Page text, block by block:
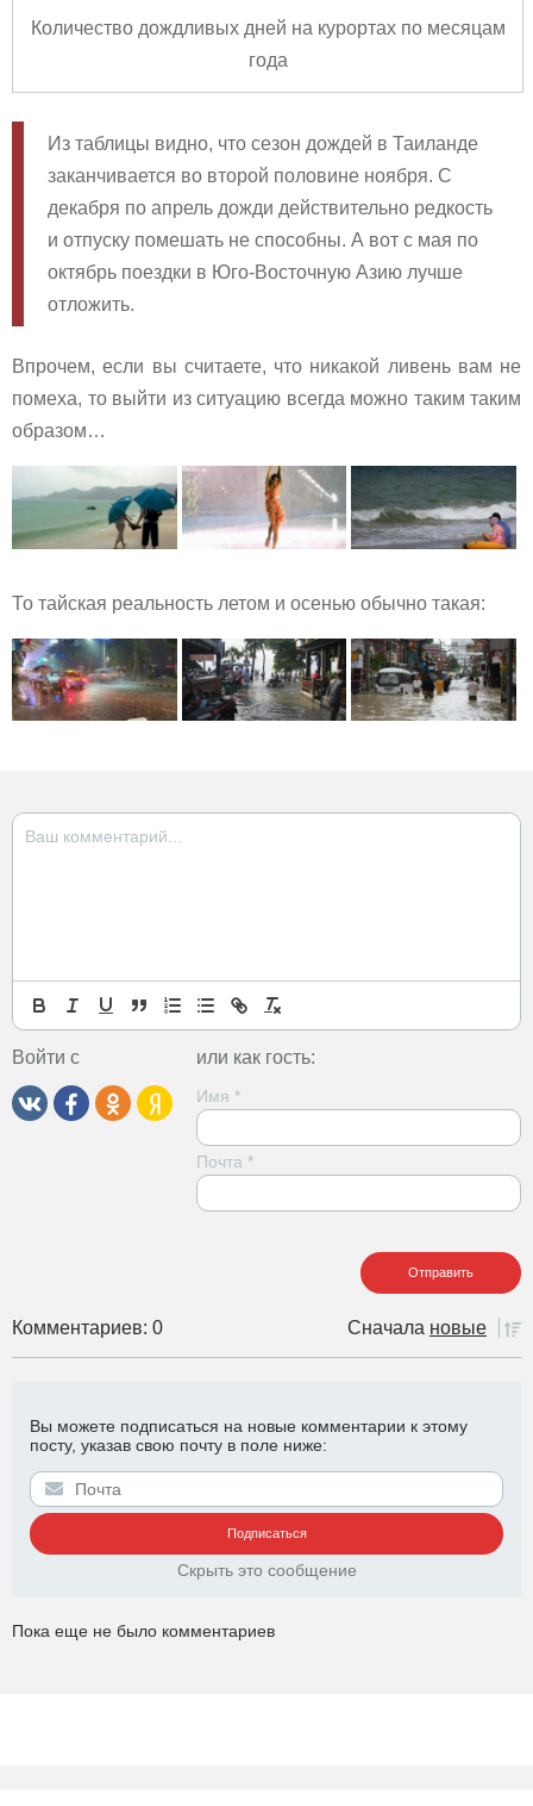
Количество дождливых дней на курортах по месяцам
года
Из таблицы видно, что сезон дождей в Таиланде
заканчивается во второй половине ноября. С
декабря по апрель дожди действительно редкость
и отпуску помешать не способны. А вот с мая по
октябрь поездки в Юго-Восточную Азию лучше
отложить.
Впрочем, если вы считаете, что никакой ливень вам не
помеха, то выйти из ситуацию всегда можно таким таким
образом…
То тайская реальность летом и осенью обычно такая:
Войти с или как гость:
Имя *
Почта *
Комментариев: 0 Сначала новые
Вы можете подписаться на новые комментарии к этому
посту, указав свою почту в поле ниже:
Скрыть это сообщение
Пока еще не было комментариев